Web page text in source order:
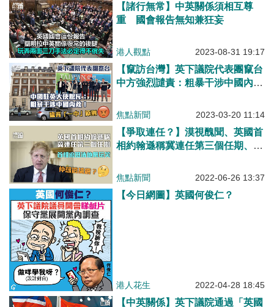
【諸行無常】中英關係須相互尊
重 國會報告無知兼狂妄
港人觀點 2023-08-31 19:17
【竄訪台灣】英下議院代表團竄台
中方強烈譴責：粗暴干涉中國內
焦點新聞 2023-03-20 11:14
【爭取連任？】漠視醜聞、英國首
相約翰遜稱冀連任第三個任期、首
焦點新聞 2022-06-26 13:37
【今日網圖】英國何俊仁？
港人花生 2022-04-28 18:45
【中英關係】英下議院通過「英國